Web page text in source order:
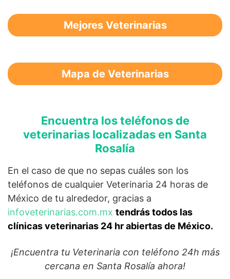
Mejores Veterinarias
Mapa de Veterinarias
Encuentra los teléfonos de
veterinarias localizadas en Santa
Rosalía
En el caso de que no sepas cuáles son los
teléfonos de cualquier Veterinaria 24 horas de
México de tu alrededor, gracias a
infoveterinarias.com.mx tendrás todos las
clínicas veterinarias 24 hr abiertas de México.
¡Encuentra tu Veterinaria con teléfono 24h más
cercana en Santa Rosalía ahora!